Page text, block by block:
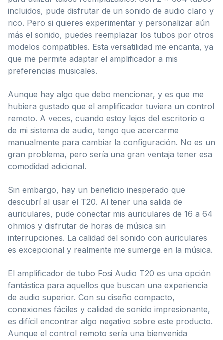
incluidos, pude disfrutar de un sonido de audio claro y
rico. Pero si quieres experimentar y personalizar aún
más el sonido, puedes reemplazar los tubos por otros
modelos compatibles. Esta versatilidad me encanta, ya
que me permite adaptar el amplificador a mis
preferencias musicales.
Aunque hay algo que debo mencionar, y es que me
hubiera gustado que el amplificador tuviera un control
remoto. A veces, cuando estoy lejos del escritorio o
de mi sistema de audio, tengo que acercarme
manualmente para cambiar la configuración. No es un
gran problema, pero sería una gran ventaja tener esa
comodidad adicional.
Sin embargo, hay un beneficio inesperado que
descubrí al usar el T20. Al tener una salida de
auriculares, pude conectar mis auriculares de 16 a 64
ohmios y disfrutar de horas de música sin
interrupciones. La calidad del sonido con auriculares
es excepcional y realmente me sumerge en la música.
El amplificador de tubo Fosi Audio T20 es una opción
fantástica para aquellos que buscan una experiencia
de audio superior. Con su diseño compacto,
conexiones fáciles y calidad de sonido impresionante,
es difícil encontrar algo negativo sobre este producto.
Aunque el control remoto sería una bienvenida